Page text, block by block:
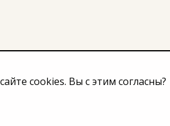
cookies. Вы с этим согласны?